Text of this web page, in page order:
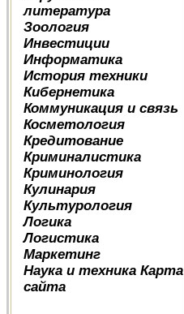
литература
Зоология
Инвестиции
Информатика
История техники
Кибернетика
Коммуникация и связь
Косметология
Кредитование
Криминалистика
Криминология
Кулинария
Культурология
Логика
Логистика
Маркетинг
Наука и техника Карта
сайта